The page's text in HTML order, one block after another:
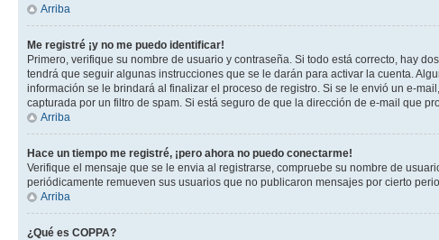
Arriba
Me registré ¡y no me puedo identificar!
Primero, verifique su nombre de usuario y contraseña. Si todo está correcto, hay
tendrá que seguir algunas instrucciones que se le darán para activar la cuenta.
información se le brindará al finalizar el proceso de registro. Si se le envió un e-
capturada por un filtro de spam. Si está seguro de que la dirección de e-mail que
Arriba
Hace un tiempo me registré, ¡pero ahora no puedo conectarme!
Verifique el mensaje que se le envia al registrarse, compruebe su nombre de
periódicamente remueven sus usuarios que no publicaron mensajes por cierto
Arriba
¿Qué es COPPA?